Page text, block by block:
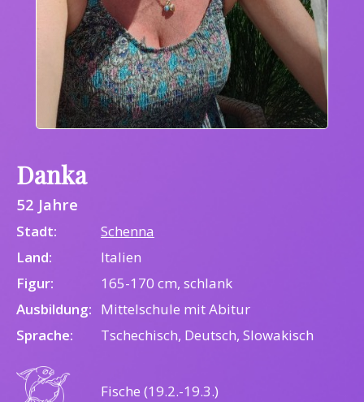
Danka
52 Jahre
Stadt:
Schenna
Land:
Italien
Figur:
165-170 cm, schlank
Ausbildung: Mittelschule mit Abitur
Sprache:
Tschechisch, Deutsch, Slowakisch
Fische (19.2.-19.3.)